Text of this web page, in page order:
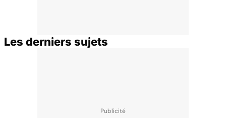
Les derniers sujets